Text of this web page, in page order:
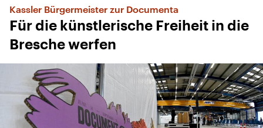
Kassler Bürgermeister zur Documenta
Für die künstlerische Freiheit in die
Bresche werfen